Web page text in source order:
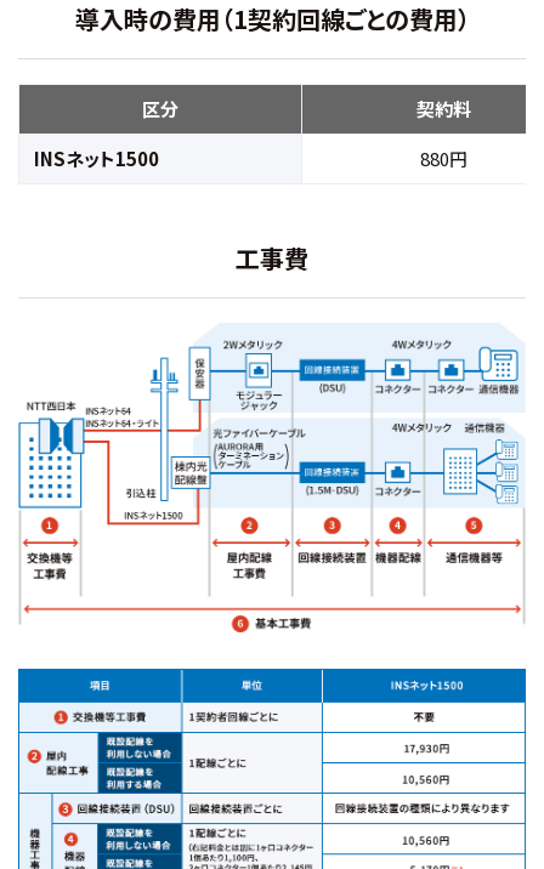
導入時の費用（1契約回線ごとの費用）
区分
契約料
INSネット1500
880円
工事費